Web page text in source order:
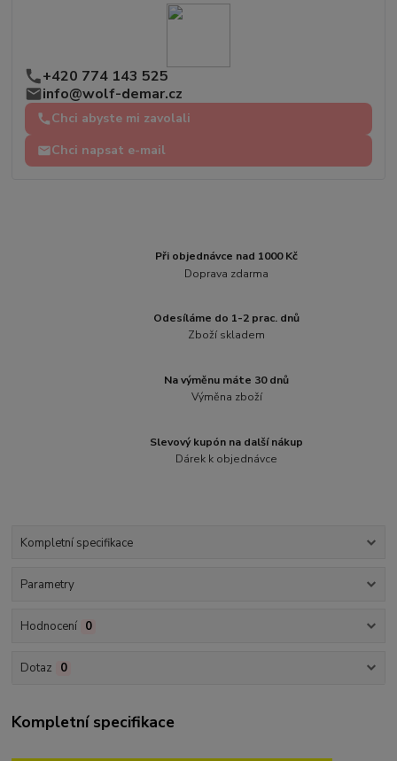
+420 774 143 525
info@wolf-demar.cz
Chci abyste mi zavolali
Chci napsat e-mail
Při objednávce nad 1000 Kč
Doprava zdarma
Odesíláme do 1-2 prac. dnů
Zboží skladem
Na výměnu máte 30 dnů
Výměna zboží
Slevový kupón na další nákup
Dárek k objednávce
Kompletní specifikace
Parametry
Hodnocení 0
Dotaz 0
Kompletní specifikace